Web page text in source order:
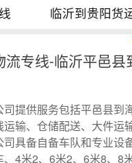
临沂到贵阳货
流专线-临沂平邑县
提供服务包括平邑县到
输、仓储配送、大件运
具备自备车队和专业设
4米2、6米2、6米8、8